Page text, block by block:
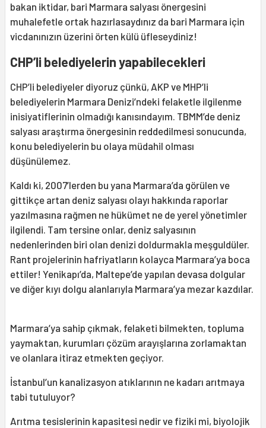
bakan iktidar, bari Marmara salyası önergesini
muhalefetle ortak hazırlasaydınız da bari Marmara için
vicdanınızın üzerini örten külü üfleseydiniz!
CHP’li belediyelerin yapabilecekleri
CHP’li belediyeler diyoruz çünkü, AKP ve MHP’li
belediyelerin Marmara Denizi’ndeki felaketle ilgilenme
inisiyatiflerinin olmadığı kanısındayım. TBMM’de deniz
salyası araştırma önergesinin reddedilmesi sonucunda,
konu belediyelerin bu olaya müdahil olması
düşünülemez.
Kaldı ki, 2007’lerden bu yana Marmara’da görülen ve
gittikçe artan deniz salyası olayı hakkında raporlar
yazılmasına rağmen ne hükümet ne de yerel yönetimler
ilgilendi. Tam tersine onlar, deniz salyasının
nedenlerinden biri olan denizi doldurmakla meşguldüler.
Rant projelerinin hafriyatların kolayca Marmara’ya boca
ettiler! Yenikapı’da, Maltepe’de yapılan devasa dolgular
ve diğer kıyı dolgu alanlarıyla Marmara’ya mezar kazdılar.
Marmara’ya sahip çıkmak, felaketi bilmekten, topluma
yaymaktan, kurumları çözüm arayışlarına zorlamaktan
ve olanlara itiraz etmekten geçiyor.
İstanbul’un kanalizasyon atıklarının ne kadarı arıtmaya
tabi tutuluyor?
Arıtma tesislerinin kapasitesi nedir ve fiziki mi, biyolojik